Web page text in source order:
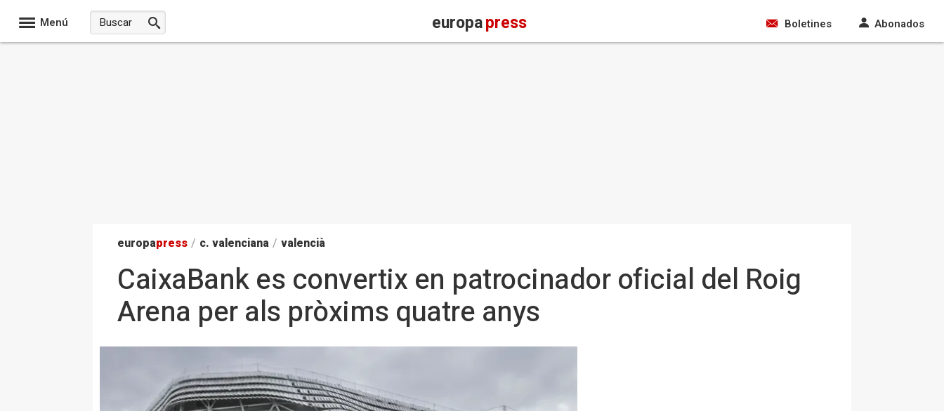
Menú europapress Boletines Abonados
europapress / c. valenciana / valencià
CaixaBank es convertix en patrocinador oficial del Roig
Arena per als pròxims quatre anys